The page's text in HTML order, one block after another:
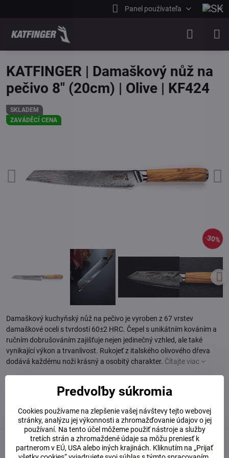
Panel používateľa
SKLADEM
ZAVÁDĚCÍ CENA
30%
KATFINGER | Damaškový nůž na
pečivo 8" (20cm) | Olive | KF424
Damaškový kuchyňský nůž na pečivo je vyroben z 67 vrstev
damaškové oceli s tvrdostí 60±2 HRC. Čepel s unikátním kováním a
ručním dobrušováním zajišťuje nejen jedinečný vzhled, ale také
vynikající výkon a trvanlivost. Rukojeť z italského olivového dřeva
dodává každému noži krásný a osobitý charakter. Čítajte viac
72 €
Do košíka
Predvoľby súkromia
Cookies používame na zlepšenie vašej návštevy tejto webovej
stránky, analýzu jej výkonnosti a zhromažďovanie údajov o jej
používaní. Na tento účel môžeme použiť nástroje a služby
tretích strán a zhromaždené údaje sa môžu preniesť k
partnerom v EÚ, USA alebo iných krajinách. Kliknutím na „Prijať